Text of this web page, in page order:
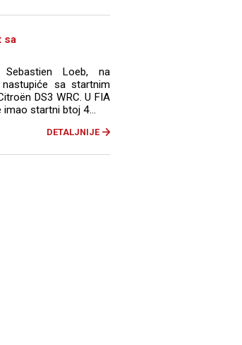
sa
Loeb, na
sa startnim
DS3 WRC. U FIA
startni btoj 4...
DETALJNIJE